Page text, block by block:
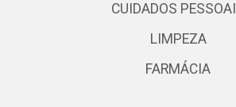
CUIDADOS
LIMPEZA
FARMÁCIA